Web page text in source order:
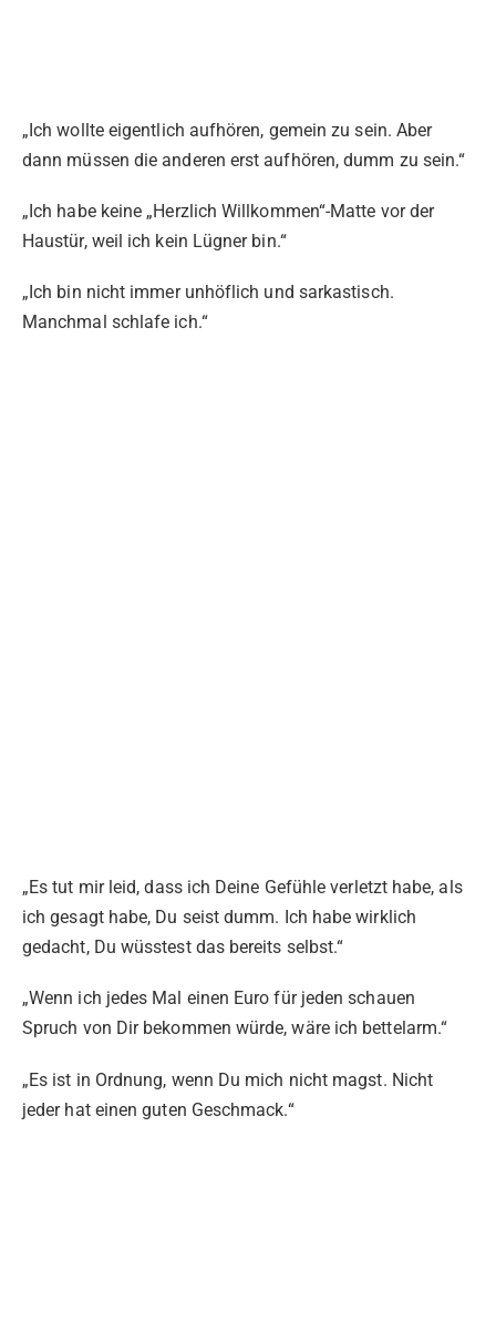
„Ich wollte eigentlich aufhören, gemein zu sein. Aber
dann müssen die anderen erst aufhören, dumm zu sein.“
„Ich habe keine „Herzlich Willkommen“-Matte vor der
Haustür, weil ich kein Lügner bin.“
„Ich bin nicht immer unhöflich und sarkastisch.
Manchmal schlafe ich.“
„Es tut mir leid, dass ich Deine Gefühle verletzt habe, als
ich gesagt habe, Du seist dumm. Ich habe wirklich
gedacht, Du wüsstest das bereits selbst.“
„Wenn ich jedes Mal einen Euro für jeden schauen
Spruch von Dir bekommen würde, wäre ich bettelarm.“
„Es ist in Ordnung, wenn Du mich nicht magst. Nicht
jeder hat einen guten Geschmack.“